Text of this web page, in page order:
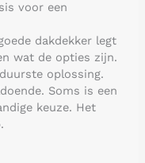
voor een
dakdekker legt
wat de opties zijn.
oplossing.
Soms is een
keuze. Het